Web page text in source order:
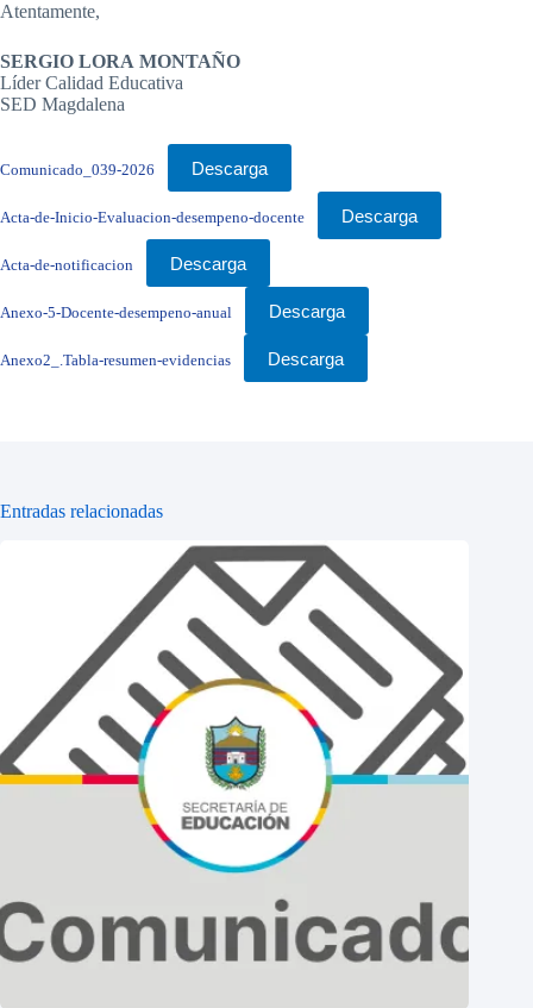
Atentamente,
SERGIO LORA MONTAÑO
Líder Calidad Educativa
SED Magdalena
Comunicado_039-2026 Descarga
Acta-de-Inicio-Evaluacion-desempeno-docente Descarga
Acta-de-notificacion Descarga
Anexo-5-Docente-desempeno-anual Descarga
Anexo2_.Tabla-resumen-evidencias Descarga
Entradas relacionadas